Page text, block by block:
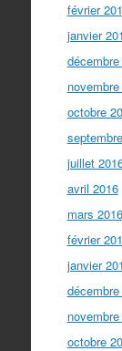
février
janvier
octobre
juillet
avril 2016
mars 2016
février
janvier
octobre